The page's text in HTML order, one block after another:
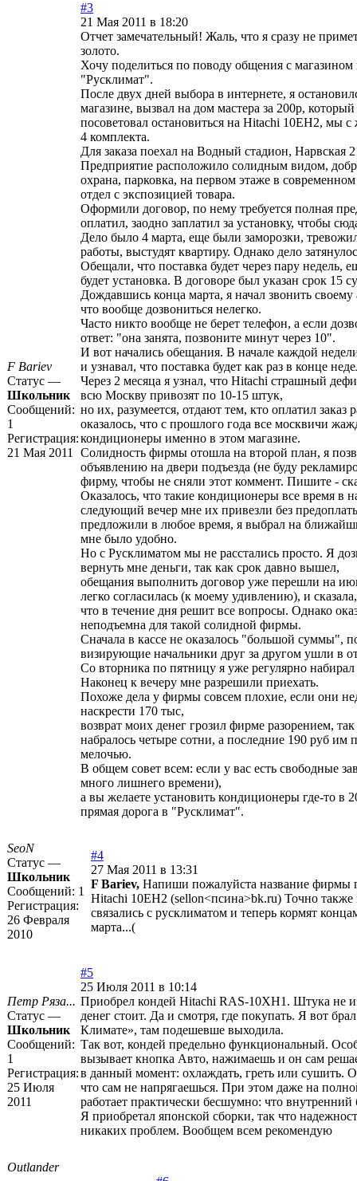
F Bariev
Статус —
Школьник
Сообщений:
1
Регистрация:
21 Мая 2011
#3
21 Мая 2011 в 18:20
Отчет замечательный! Жаль, что я сразу не
золото.
Хочу поделиться по поводу общения с
"Русклимат".
После двух дней выбора в интернете, я
магазине, вызвал на дом мастера за 200р,
посоветовал остановиться на Hitachi 10EH2, мы
4 комплекта.
Для заказа поехал на Водный стадион, Нарвская
Предприятие расположило солидным видом,
охрана, парковка, на первом этаже в
отдел с экспозицией товара.
Оформили договор, по нему требуется полная
оплатил, заодно заплатил за установку, чтобы
Дело было 4 марта, еще были заморозки,
работы, выстудят квартиру. Однако дело
Обещали, что поставка будет через пару недель,
будет установка. В договоре был указан срок 15
Дождавшись конца марта, я начал звонить своему
что вообще дозвониться нелегко.
Часто никто вообще не берет телефон, а если
ответ: "она занята, позвоните минут через 10".
И вот начались обещания. В начале каждой
и узнавал, что поставка будет как раз в конце
Через 2 месяца я узнал, что Hitachi страшный
всю Москву привозят по 10-15 штук,
но их, разумеется, отдают тем, кто оплатил заказ
оказалось, что с прошлого года все москвичи
кондиционеры именно в этом магазине.
Солидность фирмы отошла на второй план, я
объявлению на двери подъезда (не буду
фирму, чтобы не сняли этот коммент. Пишите -
Оказалось, что такие кондиционеры все время в
следующий вечер мне их привезли без
предложили в любое время, я выбрал на
мне было удобно.
Но с Русклиматом мы не расстались просто. Я
вернуть мне деньги, так как срок давно вышел,
обещания выполнить договор уже перешли на
легко согласилась (к моему удивлению), и сказала,
что в течение дня решит все вопросы. Однако
неподъемна для такой солидной фирмы.
Сначала в кассе не оказалось "большой суммы",
визирующие начальники друг за другом ушли в
Со вторника по пятницу я уже регулярно
Наконец к вечеру мне разрешили приехать.
Похоже дела у фирмы совсем плохие, если они
наскрести 170 тыс,
возврат моих денег грозил фирме разорением,
набралось четыре сотни, а последние 190 руб им
мелочью.
В общем совет всем: если у вас есть свободные
много лишнего времени),
а вы желаете установить кондиционеры где-то в
прямая дорога в "Русклимат".
SeoN
Статус —
Школьник
Сообщений: 1
Регистрация:
26 Февраля
2010
#4
27 Мая 2011 в 13:31
F Bariev, Напиши пожалуйста название фирмы
Hitachi 10EH2 (sellon<псина>bk.ru) Точно также
связались с русклиматом и теперь кормят
марта...(
Петр Ряза...
Статус —
Школьник
Сообщений:
1
Регистрация:
25 Июля
2011
#5
25 Июля 2011 в 10:14
Приобрел кондей Hitachi RAS-10XH1. Штука не
денег стоит. Да и смотря, где покупать. Я вот
Климате», там подешевше выходила.
Так вот, кондей предельно функциональный.
вызывает кнопка Авто, нажимаешь и он сам
в данный момент: охлаждать, греть или сушить.
что сам не напрягаешься. При этом даже на
работает практически бесшумно: что
Я приобретал японской сборки, так что
никаких проблем. Вообщем всем рекомендую
Outlander